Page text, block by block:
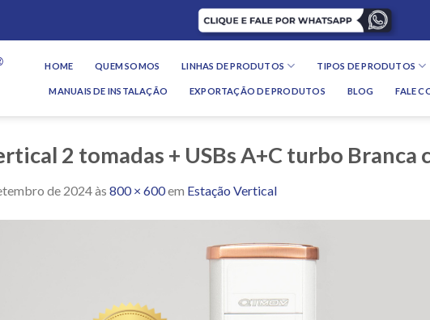
HOME QUEM SOMOS LINHAS DE PRODUTOS TIPOS DE PRODUTOS
MANUAIS DE INSTALAÇÃO EXPORTAÇÃO DE PRODUTOS BLOG FALE
2 tomadas + USBs A+C turbo
de 2024às 800 × 600em Estação Vertical